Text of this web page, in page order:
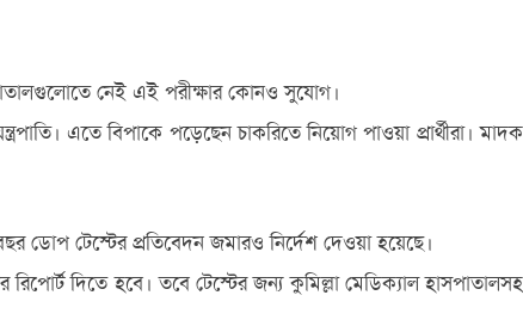
নেই এই পরীক্ষার কোনও সুযোগ।
এতে বিপাকে পড়েছেন চাকরিতে নিয়োগ পাওয়া প্রার্থীরা। মাদক
বছর ডোপ টেস্টের প্রতিবেদন জমারও নির্দেশ দেওয়া হয়েছে।
দিতে হবে। তবে টেস্টের জন্য কুমিল্লা মেডিক্যাল হাসপাতালসহ